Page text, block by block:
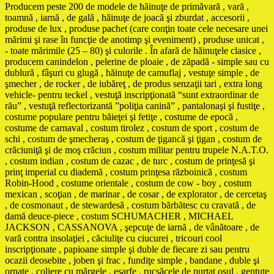
Producem peste 200 de modele de hăinuţe de primăvară , vară ,
toamnă , iarnă , de gală , hăinuţe de joacă şi zburdat , accesorii ,
produse de lux , produse pachet (care conţin toate cele necesare unei
mărimi şi rase în funcţie de anotimp şi eveniment) , produse unicat ,
- toate mărimile (25 – 80) şi culorile . În afară de hăinuţele clasice ,
producem canindelon , pelerine de ploaie , de zăpadă - simple sau cu
dublură , fâşuri cu glugă , hăinuţe de camuflaj , vestuţe simple , de
şmecher , de rocker , de iubăreţ , de produs senzaţii tari , extra long
vehicle- pentru teckel , vestuţă inscripţionată “sunt extraordinar de
rău” , vestuţă reflectorizantă ”poliţia canină” , pantalonaşi şi fustiţe ,
costume populare pentru băieţei şi fetiţe , costume de epocă ,
costume de carnaval , costum tirolez , costum de sport , costum de
schi , costum de şmecheraş , costum de ţigancă şi ţigan , costum de
crăciuniţă şi de moş crăciun , costum militar pentru trupele N.A.T.O.
, costum indian , costum de cazac , de turc , costum de prinţesă şi
prinţ imperial cu diademă , costum prinţesa războinică , costum
Robin-Hood , costume orientale , costum de cow - boy , costum
mexican , scoţian , de marinar , de cosar , de explorator , de cercetaş
, de cosmonaut , de stewardesă , costum bărbătesc cu cravată , de
damă deuce-piece , costum SCHUMACHER , MICHAEL
JACKSON , CASSANOVA , şepcuţe de iarnă , de vânătoare , de
vară contra insolaţiei , căciuliţe cu ciucurei , tricouri cool
inscripţionate , papioane simple şi duble de fiecare zi sau pentru
ocazii deosebite , joben şi frac , fundiţe simple , bandane , duble şi
ornate , coliere cu mărgele , eşarfe , rucsăcele de purtat osul , gentuţe